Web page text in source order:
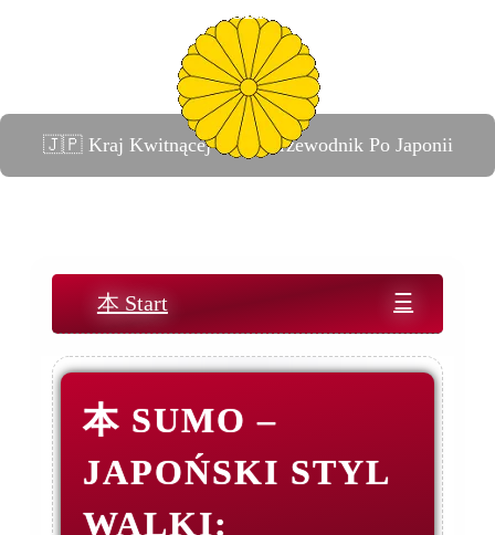
Czas w Tokio :
日本 WWW.JAPONIA.XMC.PL
🇯🇵 Kraj Kwitnącej Wiśni Przewodnik Po Japonii
本 Start ☰
本 SUMO –
JAPOŃSKI STYL
WALKI: